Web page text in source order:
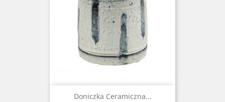
Doniczka Ceramiczna...